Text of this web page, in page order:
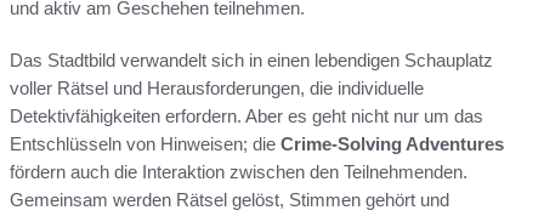
und aktiv am Geschehen teilnehmen.
Das Stadtbild verwandelt sich in einen lebendigen Schauplatz
voller Rätsel und Herausforderungen, die individuelle
Detektivfähigkeiten erfordern. Aber es geht nicht nur um das
Entschlüsseln von Hinweisen; die Crime-Solving Adventures
fördern auch die Interaktion zwischen den Teilnehmenden.
Gemeinsam werden Rätsel gelöst, Stimmen gehört und